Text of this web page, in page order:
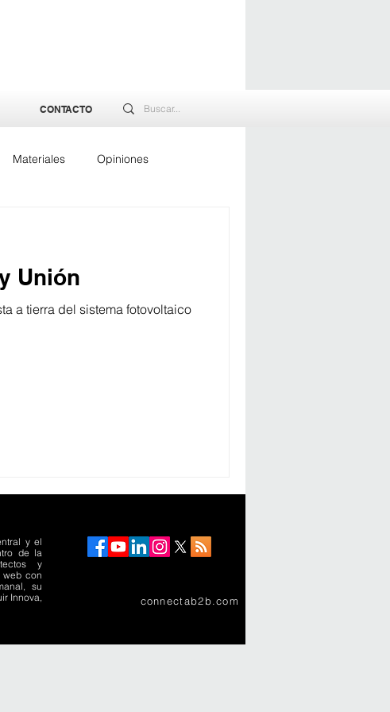
CONTACTO
Materiales Opiniones
Unión
a tierra del sistema fotovoltaico
y el
de la
y
web con
su
Innova,
connectab2b.com